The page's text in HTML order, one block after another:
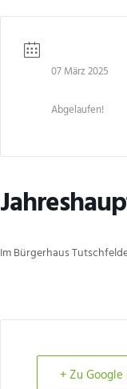
07 März 2025
Abgelaufen!
Im Bürgerhaus
+ Zu